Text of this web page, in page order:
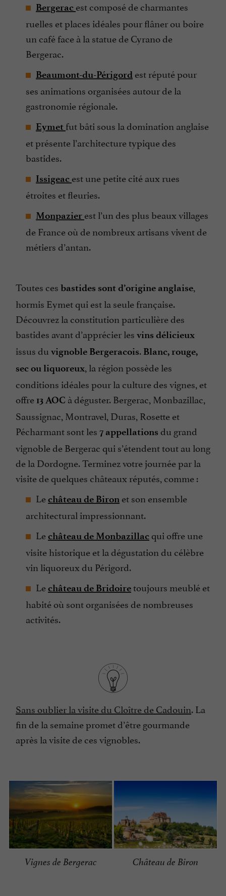
Bergerac est composé de charmantes
ruelles et places idéales pour flâner ou boire
un café face à la statue de Cyrano de
Bergerac.
Beaumont-du-Périgord est réputé pour
ses animations organisées autour de la
gastronomie régionale.
Eymet fut bâti sous la domination anglaise
et présente l’architecture typique des
bastides.
Issigeac est une petite cité aux rues
étroites et fleuries.
Monpazier est l’un des plus beaux villages
de France où de nombreux artisans vivent de
métiers d’antan.
Toutes ces bastides sont d’origine anglaise,
hormis Eymet qui est la seule française.
Découvrez la constitution particulière des
bastides avant d’apprécier les vins délicieux
issus du vignoble Bergeracois. Blanc, rouge,
sec ou liquoreux, la région possède les
conditions idéales pour la culture des vignes, et
offre 13 AOC à déguster. Bergerac, Monbazillac,
Saussignac, Montravel, Duras, Rosette et
Pécharmant sont les 7 appellations du grand
vignoble de Bergerac qui s’étendent tout au long
de la Dordogne. Terminez votre journée par la
visite de quelques châteaux réputés, comme :
Lechâteau de Biron et son ensemble
architectural impressionnant.
Lechâteau de Monbazillacqui offre une
visite historique et la dégustation du célèbre
vin liquoreux du Périgord.
Lechâteau de Bridoiretoujours meublé et
habité où sont organisées de nombreuses
activités.
Sans oublier la visite du Cloître de Cadouin. La
fin de la semaine promet d’être gourmande
après la visite de ces vignobles.
Vignes de Bergerac Château de Biron